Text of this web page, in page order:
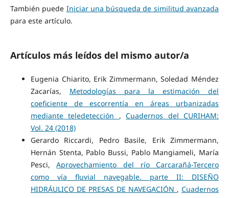
También puede Iniciar una búsqueda de similitud avanzada
para este artículo.
Artículos más leídos del mismo autor/a
Eugenia Chiarito, Erik Zimmermann, Soledad Méndez
Zacarías, Metodologías para la estimación del
coeficiente de escorrentía en áreas urbanizadas
mediante teledetección ,Cuadernos del CURIHAM:
Vol. 24 (2018)
Gerardo Riccardi, Pedro Basile, Erik Zimmermann,
Hernán Stenta, Pablo Bussi, Pablo Mangiameli, María
Pesci,Aprovechamiento del río Carcarañá-Tercero
como vía fluvial navegable. parte II: DISEÑO
HIDRÁULICO DE PRESAS DE NAVEGACIÓN ,Cuadernos